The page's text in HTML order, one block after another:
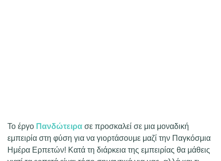
Το έργο Πανδώτειρα σε προσκαλεί σε μια μοναδική
εμπειρία στη φύση για να γιορτάσουμε μαζί την Παγκόσμια
Ημέρα Ερπετών! Κατά τη διάρκεια της εμπειρίας θα μάθεις